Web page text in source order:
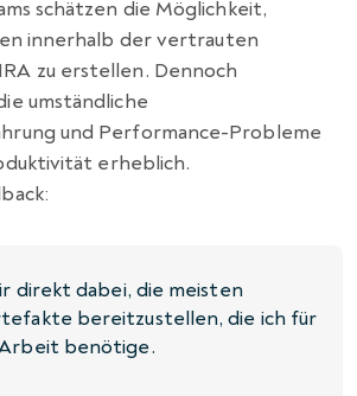
schätzen die Möglichkeit,
innerhalb der vertrauten
zu erstellen. Dennoch
umständliche
und Performance-Probleme
erheblich.
direkt dabei, die meisten
bereitzustellen, die ich für
benötige.